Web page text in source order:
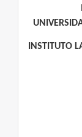
INSTITUTO